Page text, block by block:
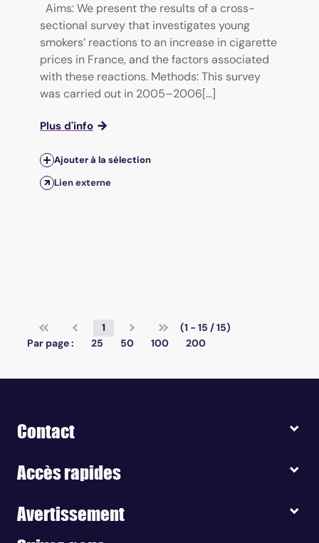
Aims: We present the results of a cross-
sectional survey that investigates young
smokers’ reactions to an increase in cigarette
prices in France, and the factors associated
with these reactions. Methods: This survey
was carried out in 2005–2006[...]
Plus d'info
Ajouter à la sélection
Lien externe
1
(1 - 15 / 15)
Par page :
25 50 100 200
Contact
Accès rapides
Avertissement